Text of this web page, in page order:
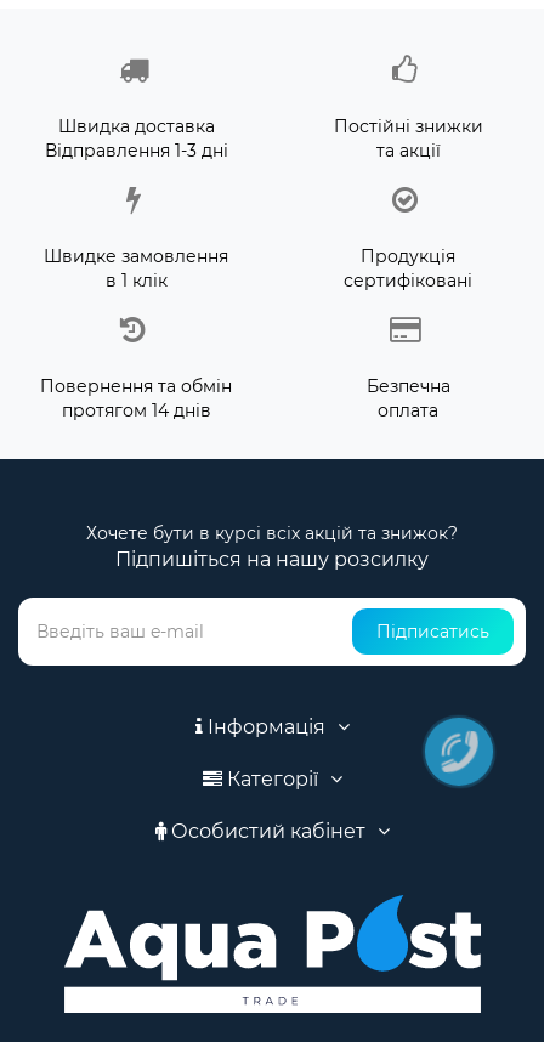
Швидка доставка
Відправлення 1-3 дні
Постійні знижки
та акції
Швидке замовлення
в 1 клік
Продукція
сертифіковані
Повернення та обмін
протягом 14 днів
Безпечна
оплата
Хочете бути в курсі всіх акцій та знижок?
Підпишіться на нашу розсилку
Підписатись
Інформація
Категорії
Особистий кабінет